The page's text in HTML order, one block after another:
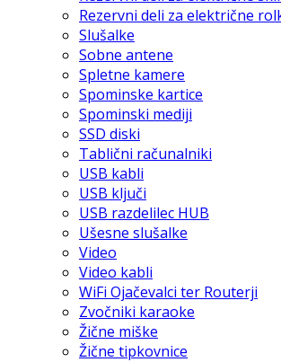
Rezervni deli za električne
Slušalke
Sobne antene
Spletne kamere
Spominske kartice
Spominski mediji
SSD diski
Tablični računalniki
USB kabli
USB ključi
USB razdelilec HUB
Ušesne slušalke
Video
Video kabli
WiFi Ojačevalci ter Routerji
Zvočniki karaoke
Žične miške
Žične tipkovnice